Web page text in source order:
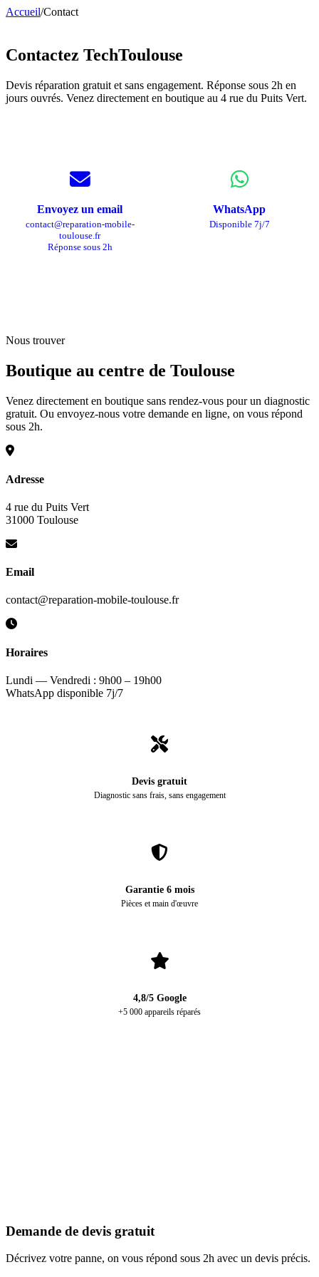
Accueil/Contact
Contactez TechToulouse
Devis réparation gratuit et sans engagement. Réponse sous 2h en
jours ouvrés. Venez directement en boutique au 4 rue du Puits Vert.
Envoyez un email
contact@reparation-mobile-
toulouse.fr
Réponse sous 2h
WhatsApp
Disponible 7j/7
Nous trouver
Boutique au centre de Toulouse
Venez directement en boutique sans rendez-vous pour un diagnostic
gratuit. Ou envoyez-nous votre demande en ligne, on vous répond
sous 2h.
Adresse
4 rue du Puits Vert
31000 Toulouse
Email
contact@reparation-mobile-toulouse.fr
Horaires
Lundi — Vendredi : 9h00 – 19h00
WhatsApp disponible 7j/7
Devis gratuit
Diagnostic sans frais, sans engagement
Garantie 6 mois
Pièces et main d'œuvre
4,8/5 Google
+5 000 appareils réparés
Demande de devis gratuit
Décrivez votre panne, on vous répond sous 2h avec un devis précis.